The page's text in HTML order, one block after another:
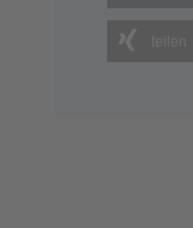
teilen